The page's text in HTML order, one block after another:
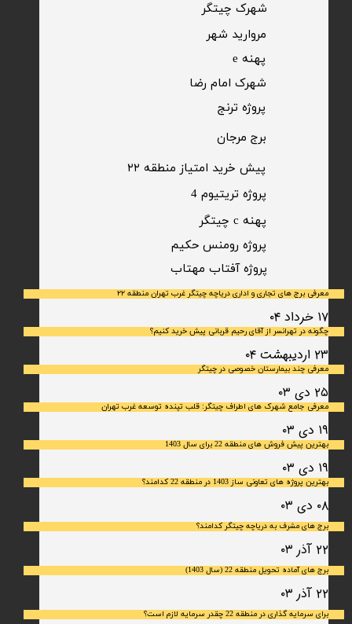
​پروژه ترنج
​شهرک چیتگر
مروارید شهر​​​​​​​
شهرک امام رضا
پهنه e
برج مرجان
معرفی برج های تجاری و اداری دریاچه چیتگر غرب تهران منطقه ۲۲
۱۷ خرداد ۰۴
چگونه در تهرانسر از آقای رحیم قربانی پیش خرید کنیم؟
۲۳ اردیبهشت ۰۴
معرفی چند بیمارستان خصوصی در چیتگر
۲۵ دی ۰۳
معرفی جامع شهرک‌ های اطراف چیتگر: قلب تپنده توسعه غرب تهران
۱۹ دی ۰۳
بهترین پیش فروش های منطقه 22 برای سال 1403
۱۹ دی ۰۳
بهترین پروژه های تعاونی ساز 1403 در منطقه 22 کدامند؟
۰۸ دی ۰۳
برج های مشرف به دریاچه چیتگر کدامند؟
۲۲ آذر ۰۳
برج های آماده تحویل منطقه 22 (سال 1403)
۲۲ آذر ۰۳
برای سرمایه‌ گذاری در منطقه 22 چقدر سرمایه لازم است؟
پیش خرید امتیاز منطقه ۲۲​​​​​​​
​پروژه آفتاب مهتاب
پروژه رومنس حکیم
پهنه c چیتگر
پروژه تریتیوم 4